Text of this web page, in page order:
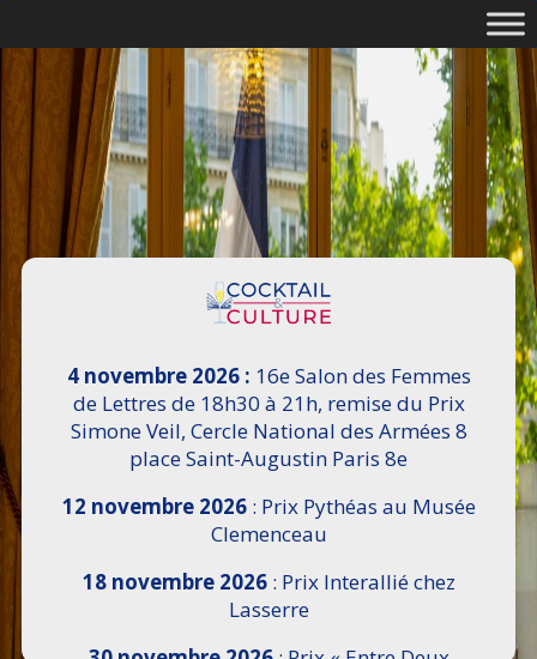
4 novembre 2026 : 16e Salon des Femmes
de Lettres de 18h30 à 21h, remise du Prix
Simone Veil, Cercle National des Armées 8
place Saint-Augustin Paris 8e
12 novembre 2026: Prix Pythéas au Musée
Clemenceau
18 novembre 2026: Prix Interallié chez
Lasserre